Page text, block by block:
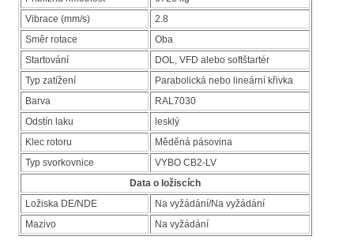
Vibrace (mm/s)
2.8
Směr rotace
Oba
Startování
DOL, VFD alebo softštartér
Typ zatížení
Parabolická nebo lineární křivka
Barva
RAL7030
Odstín laku
lesklý
Klec rotoru
Měděná pásovina
Typ svorkovnice
VYBO CB2-LV
Data o ložiscích
Ložiska DE/NDE
Na vyžádání/Na vyžádání
Mazivo
Na vyžádání